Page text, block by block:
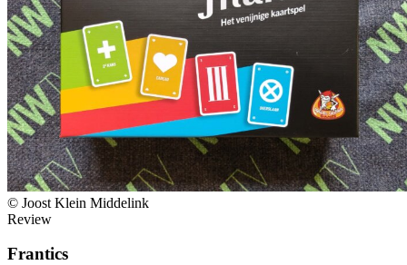
© Joost Klein Middelink
Review
Frantics